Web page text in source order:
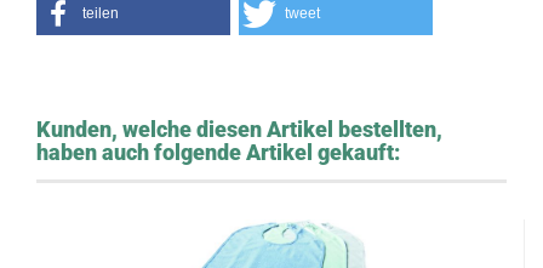
teilen tweet
Kunden, welche diesen Artikel bestellten,
haben auch folgende Artikel gekauft: